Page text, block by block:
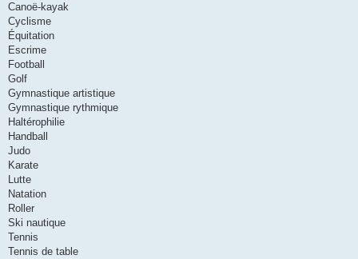
Canoë-kayak
Cyclisme
Équitation
Escrime
Football
Golf
Gymnastique artistique
Gymnastique rythmique
Haltérophilie
Handball
Judo
Karate
Lutte
Natation
Roller
Ski nautique
Tennis
Tennis de table